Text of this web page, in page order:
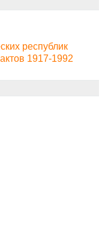
республик
1917-1992